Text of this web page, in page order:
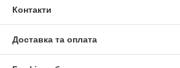
Контакти
Доставка та оплата